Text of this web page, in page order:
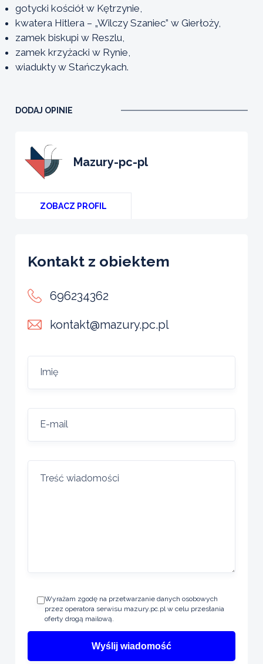
gotycki kościół w Kętrzynie,
kwatera Hitlera – „Wilczy Szaniec” w Gierłoży,
zamek biskupi w Reszlu,
zamek krzyżacki w Rynie,
wiadukty w Stańczykach.
DODAJ OPINIE
mazury-pc-pl
ZOBACZ PROFIL
Kontakt z obiektem
696234362
kontakt@mazury.pc.pl
Wyrażam zgodę na przetwarzanie danych osobowych
przez operatora serwisu mazury.pc.pl w celu przesłania
oferty drogą mailową.